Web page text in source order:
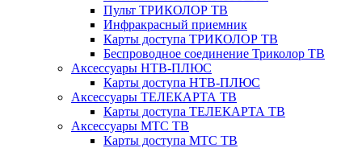
Пульт ТРИКОЛОР ТВ
Инфракрасный приемник
Карты доступа ТРИКОЛОР ТВ
Беспроводное соединение Триколор ТВ
Аксессуары НТВ-ПЛЮС
Карты доступа НТВ-ПЛЮС
Аксессуары ТЕЛЕКАРТА ТВ
Карты доступа ТЕЛЕКАРТА ТВ
Аксессуары МТС ТВ
Карты доступа МТС ТВ